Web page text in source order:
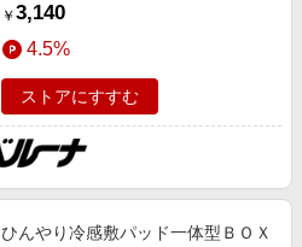
ツ・寝苦しさ対策＞ グレー シング
ル インテリア iellio 春号 ひんやり
アイテム,接触冷感 SNS,インテリ
ア,お薦め商品,ロングセラー,新色追
加,動画あり
￥ 3,140
4.5%
ストアにすすむ
ひんやり冷感敷パッド一体型ＢＯＸ